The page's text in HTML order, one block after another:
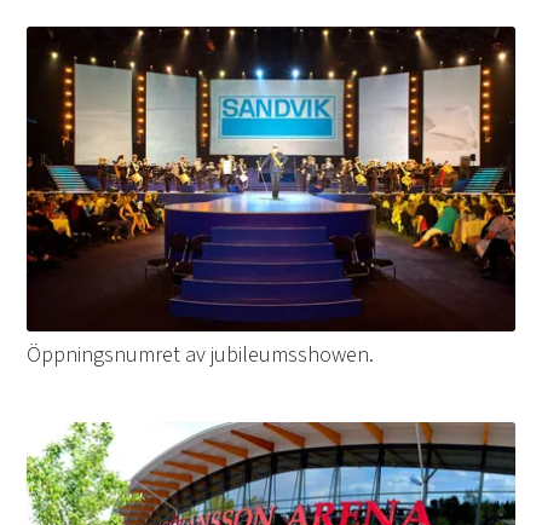
Öppningsnumret av jubileumsshowen.